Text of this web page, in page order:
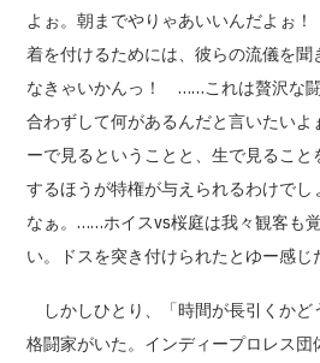
よぉ。朝までやりゃあいいんだよぉ
着を付けるためには、彼らの流儀を
なきゃいかんっ！ ……これは贅沢な
合わずして何があるんだと言いたい
ーで見るということと、生で見るこ
するほうが特権が与えられるわけでし
なぁ。……ホイスvs桜庭は我々観客も
い。ドスを突き付けられたとゆー感じ
しかしひとり、「時間が長引くかど
格闘家がいた。インディープロレス